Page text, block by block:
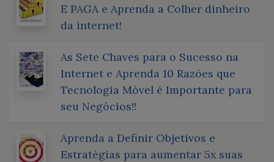
E PAGA e Aprenda a Colher dinheiro
da internet!
As Sete Chaves para o Sucesso na
Internet e Aprenda 10 Razões que
Tecnologia Móvel é Importante para
seu Negócios!!
Aprenda a Definir Objetivos e
Estratégias para aumentar 5x suas